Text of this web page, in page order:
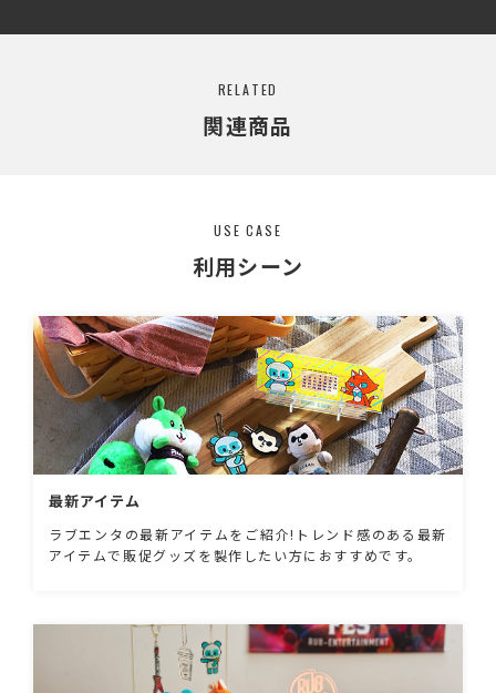
RELATED
関連商品
USE CASE
利用シーン
最新アイテム
ラブエンタの最新アイテムをご紹介!トレンド感のある最新
アイテムで販促グッズを製作したい方におすすめです。